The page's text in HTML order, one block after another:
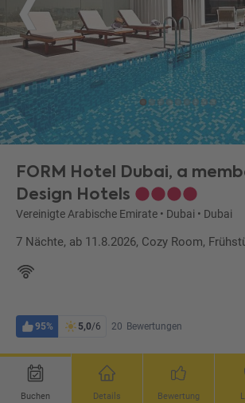
FORM Hotel Dubai, a
Design Hotels
Vereinigte Arabische Emirate • Dubai • Dubai
7 Nächte, ab 11.8.2026, Cozy Room,
95% 5,0/6 20 Bewertungen
Buchen Details Bewertung